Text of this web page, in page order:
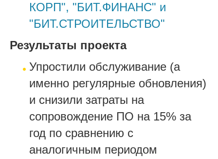
КОРП", "БИТ.ФИНАНС" и
"БИТ.СТРОИТЕЛЬСТВО"
Результаты проекта
Упростили обслуживание (а
именно регулярные обновления)
и снизили затраты на
сопровождение ПО на 15% за
год по сравнению с
аналогичным периодом